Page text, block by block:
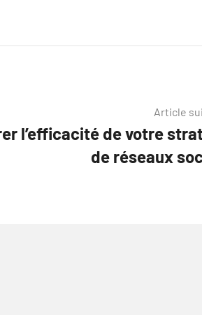
Article
l’efficacité de votre
de réseaux